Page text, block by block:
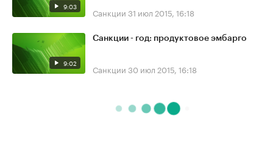
9:03 Санкции 31 июл 2015, 16:18
9:02
Санкции - год: продуктовое эмбарго
Санкции 30 июл 2015, 16:18